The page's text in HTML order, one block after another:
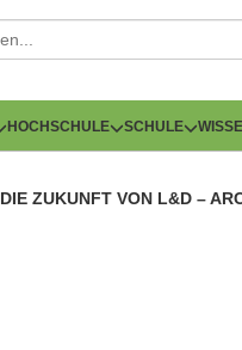
HOCHSCHULE SCHULE
DIE ZUKUNFT VON L&D –